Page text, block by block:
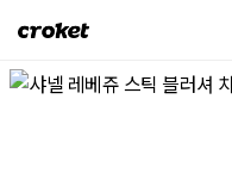
크
켓